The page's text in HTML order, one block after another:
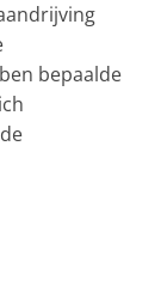
bepaalde